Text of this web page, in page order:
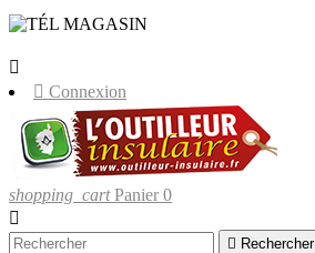

 Connexion
shopping_cart Panier 0

 Rechercher